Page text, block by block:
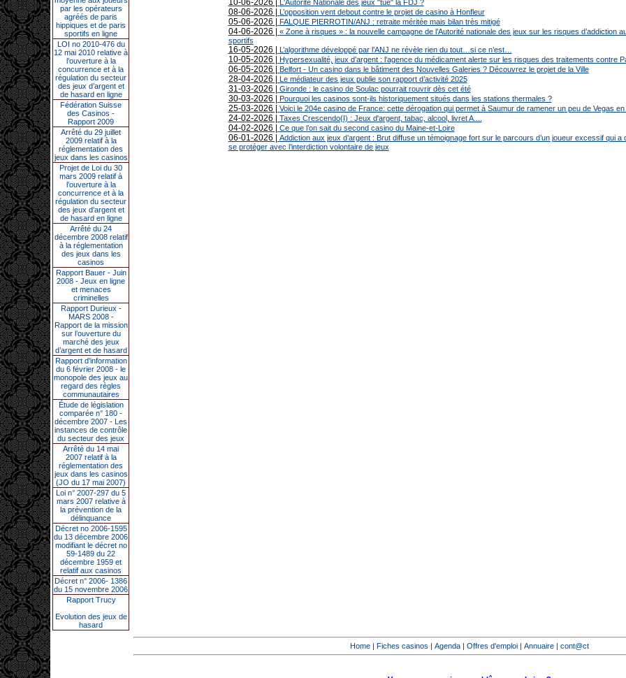
par les opérateurs
agréés de paris
hippiques et de paris
sportifs en ligne
LOI no 2010-476 du
12 mai 2010 relative à
l’ouverture à la
concurrence et à la
régulation du secteur
des jeux d’argent et
de hasard en ligne
Fédération Suisse
des Casinos -
Rapport 2009
Arrêté du 29 juillet
2009 relatif à la
réglementation des
jeux dans les casinos
Projet de Loi du 30
mars 2009 relatif à
l’ouverture à la
concurrence et à la
régulation du secteur
des jeux d’argent et
de hasard en ligne
Arrêté du 24
décembre 2008 relatif
à la réglementation
des jeux dans les
casinos
Rapport Bauer - Juin
2008 - Jeux en ligne
et menaces
criminelles
Rapport Durieux -
MARS 2008 -
Rapport de la mission
sur l’ouverture du
marché des jeux
d’argent et de hasard
Rapport d'information
du 6 février 2008 - le
monopole des jeux au
regard des règles
communautaires
Étude de législation
comparée n° 180 -
décembre 2007 - Les
instances de contrôle
du secteur des jeux
Arrêté du 14 mai
2007 relatif à la
réglementation des
jeux dans les casinos
(JO du 17 mai 2007)
Loi n° 2007-297 du 5
mars 2007 relative à
la prévention de la
délinquance
Décret no 2006-1595
du 13 décembre 2006
modifiant le décret no
59-1489 du 22
décembre 1959 et
relatif aux casinos
Décret n° 2006- 1386
du 15 novembre 2006
Rapport Trucy
Evolution des jeux de
hasard
10-06-2026 | L'Autorité Nationale des jeux "tue" la FDJ ?
08-06-2026 | L’opposition vent debout contre le projet de casino à Honfleur
05-06-2026 | FALQUE PIERROTIN/ANJ : retraite méritée mais bilan très mitigé
04-06-2026 |
« Zone à risques » : la nouvelle campagne de l’Autorité nationale des jeux sur les risques d’addiction
sportifs
16-05-2026 | L’algorithme développé par l’ANJ ne révèle rien du tout…si ce n’est…
10-05-2026 | Hypersexualité, jeux d’argent : l'agence du médicament alerte sur les risques des traitements contre
06-05-2026 | Belfort - Un casino dans le bâtiment des Nouvelles Galeries ? Découvrez le projet de la Ville
28-04-2026 | Le médiateur des jeux publie son rapport d’activité 2025
31-03-2026 | Gironde : le casino de Soulac pourrait rouvrir dès cet été
30-03-2026 | Pourquoi les casinos sont-ils historiquement situés dans les stations thermales ?
25-03-2026 | Voici le 204e casino de France: cette dérogation qui permet à Saumur de ramener un peu de Vegas en
24-02-2026 | Taxes Crescendo(I) : Jeux d'argent, tabac, alcool, livret A....
04-02-2026 | Ce que l’on sait du second casino du Maine-et-Loire
06-01-2026 |
Addiction aux jeux d’argent : Brut diffuse un témoignage fort sur le parcours d’un joueur excessif qui a
se protéger avec l’interdiction volontaire de jeux
Home | Fiches casinos | Agenda | Offres d'emploi | Annuaire | cont@ct